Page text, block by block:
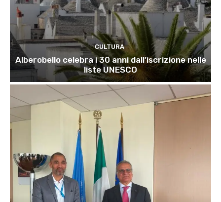
CULTURA
Alberobello celebra i 30 anni dall’iscrizione nelle
liste UNESCO